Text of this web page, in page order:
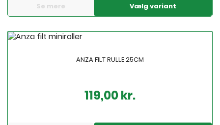
Se mere Vælg variant
ANZA FILT RULLE 25CM
119,00 kr.